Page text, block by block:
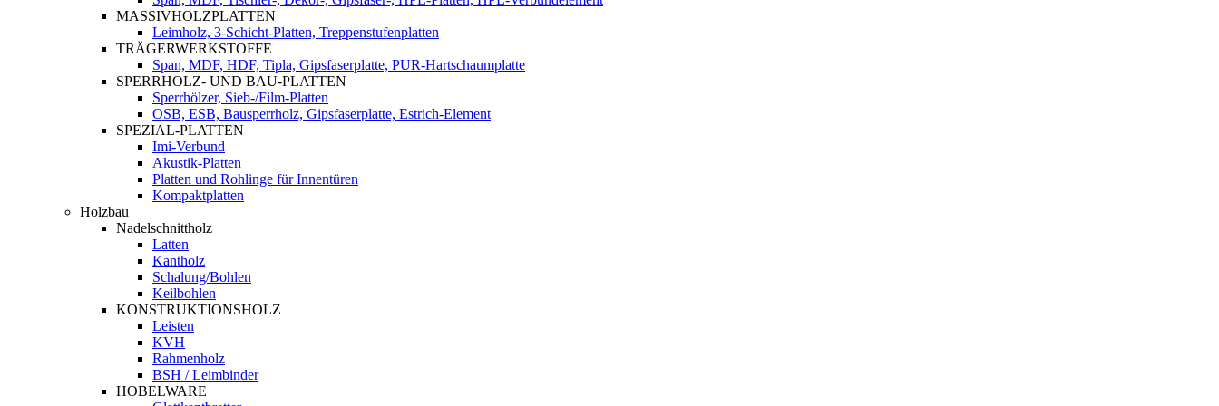
MASSIVHOLZPLATTEN
Leimholz, 3-Schicht-Platten, Treppenstufenplatten
TRÄGERWERKSTOFFE
Span, MDF, HDF, Tipla, Gipsfaserplatte, PUR-Hartschaumplatte
SPERRHOLZ- UND BAU-PLATTEN
Sperrhölzer, Sieb-/Film-Platten
OSB, ESB, Bausperrholz, Gipsfaserplatte, Estrich-Element
SPEZIAL-PLATTEN
Imi-Verbund
Akustik-Platten
Platten und Rohlinge für Innentüren
Kompaktplatten
Holzbau
Nadelschnittholz
Latten
Kantholz
Schalung/Bohlen
Keilbohlen
KONSTRUKTIONSHOLZ
Leisten
KVH
Rahmenholz
BSH / Leimbinder
HOBELWARE